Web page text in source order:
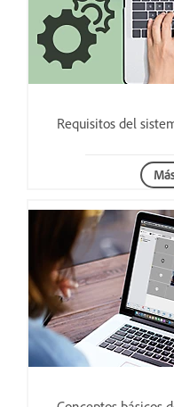
Requisitos del